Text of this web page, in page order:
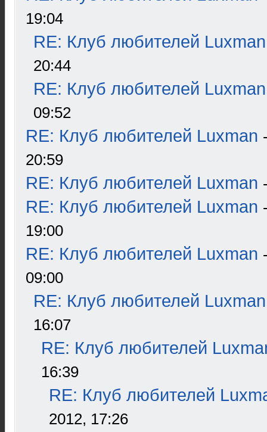
19:04
RE: Клуб любителей Luxman
20:44
RE: Клуб любителей Luxman
09:52
RE: Клуб любителей Luxman
20:59
RE: Клуб любителей Luxman
RE: Клуб любителей Luxman
19:00
RE: Клуб любителей Luxman
09:00
RE: Клуб любителей Luxman
16:07
RE: Клуб любителей
16:39
RE: Клуб любителей
2012, 17:26